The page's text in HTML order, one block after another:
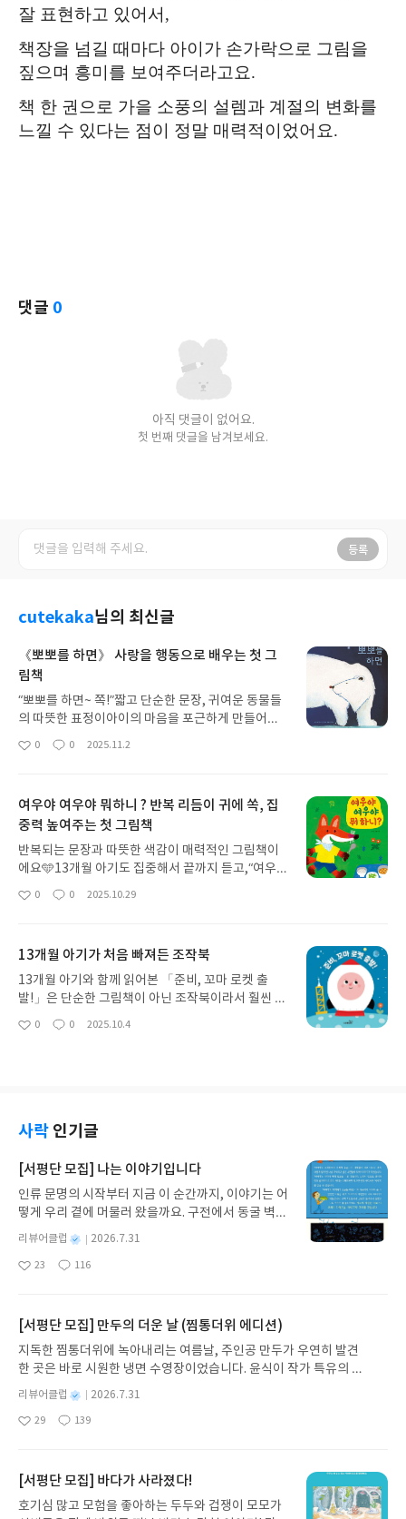
잘 표현하고 있어서,
책장을 넘길 때마다 아이가 손가락으로 그림을
짚으며 흥미를 보여주더라고요.
책 한 권으로 가을 소풍의 설렘과 계절의 변화를
느낄 수 있다는 점이 정말 매력적이었어요.
댓글 0
아직 댓글이 없어요.
첫 번째 댓글을 남겨보세요.
등록
cutekaka님의 최신글
《뽀뽀를 하면》 사랑을 행동으로 배우는 첫 그
림책
“뽀뽀를 하면~ 쪽!”짧고 단순한 문장, 귀여운 동물들
의 따뜻한 표정이아이의 마음을 포근하게 만들어주
는 책이에요.우리 아이는 ‘쪽’ 소리에 깔깔 웃으며 책
좋
0
댓
0
작
2025.11.2
여우야 여우야 뭐하니 ? 반복 리듬이 귀에 쏙, 집
중력 높여주는 첫 그림책
반복되는 문장과 따뜻한 색감이 매력적인 그림책이
에요🩵13개월 아기도 집중해서 끝까지 듣고,“여우야
뭐하니~” 부분에서는 귀를 쫑긋 세우며 웃어요☺️짧
책으로 강력 추천합니다🌙⸻사파리북스로부터
도서를 제공받아 작성한 리뷰입니다.
좋
0
댓
0
작
2025.10.29
13개월 아기가 처음 빠져든 조작북
13개월 아기와 함께 읽어본 「준비, 꼬마 로켓 출
발!」은 단순한 그림책이 아닌 조작북이라서 훨씬 특
별했어요.책장을 넘길 때마다 그림이 달라지고, 로켓
에 13개월 아기도 끝까지 집중해서 볼 수 있는 책이
점이 가장 큰 매력이었습니다.처음 만난 조작북인데,
앞으로 다른 시리즈도 찾아보고 싶을 만큼 만족스러
운 책이에요.본 서평은 출판사로부터 도서를 제공받
아 작성되었습니다.
좋
0
댓
0
작
2025.10.4
사락 인기글
[서평단 모집] 나는 이야기입니다
인류 문명의 시작부터 지금 이 순간까지, 이야기는 어
떻게 우리 곁에 머물러 왔을까요. 구전에서 동굴 벽화
와 점토판을 거쳐 종이와 책으로, 그리고 오늘날 수천
권의 인쇄본으로 이어지는 이야기의 여정을 따라가
는 그림책입니다. 때로는 즐거움을, 때로는 위로를,
가 지닌 본질적 가치와 이야기를 누리는 기쁨을 다시
노 글/유수현 역출판사소원나무 예스24 바로가기 닫
기모집인원 : 10명신청기간 : 2026.07.31 ~ 2026.0
8.04발표일자 : 2026.08.06리뷰 작성기한 : 도서/상
품 받고 2주 이내 ▶ 주소/연락처 업데이트 : 신청 전
확률이 올라갑니다!! ※ 신청 전, 꼭 확인해주세요!-
'사락' 개설 후, 이 글의 댓글로 신청해주세요.- 기존
별
리뷰어클럽
성
2026.7.31
좋
23
댓
116
작
[서평단 모집] 만두의 더운 날 (찜통더위 에디션)
지독한 찜통더위에 녹아내리는 여름날, 주인공 만두가 우연히 발견
한 곳은 바로 시원한 냉면 수영장이었습니다. 윤식이 작가 특유의 유
머러스한 캐릭터와 밝은 색감으로 그려낸 이 국내 창작 그림책은 무
더위에 지친 독자들에게 상상만으로도 더위가 싹 가시는 통쾌한 탈출
구를 선사합니다. 소원나무 베스트셀러 시리즈의 세 번째 이야기로,
통더위 에디션)글쓴이윤식이 저출판사소원나무 예스24 바로가기 닫
기모집인원 : 5명신청기간 : 2026.07.31 ~ 2026.08.04발표일자 : 20
26.08.06리뷰 작성기한 : 도서/상품 받고 2주 이내 ▶ 주소/연락처 업
별
리뷰어클럽
성
2026.7.31
좋
29
댓
139
작
[서평단 모집] 바다가 사라졌다!
호기심 많고 모험을 좋아하는 두두와 겁쟁이 모모가